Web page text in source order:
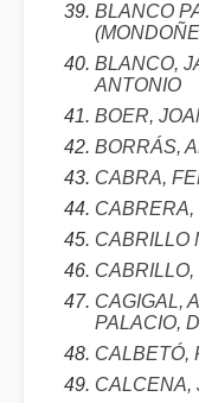
BLANCO
BLANCO,
ANTONIO
BOER,
BORRÁS,
CABRA,
CABRERA,
CABRILLO
CAGIGAL,
PALACIO,
CALBETÓ,
CALCENA,